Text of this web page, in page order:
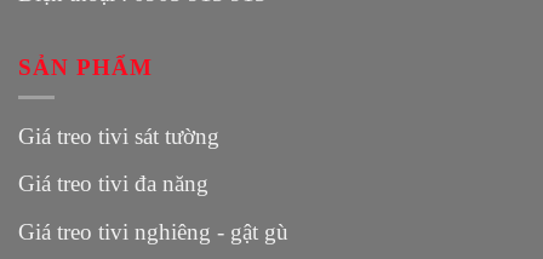
SẢN PHẨM
Giá treo tivi sát tường
Giá treo tivi đa năng
Giá treo tivi nghiêng - gật gù